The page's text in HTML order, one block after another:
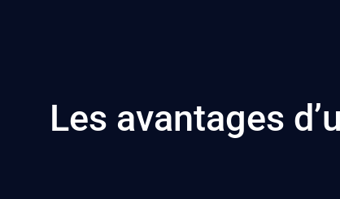
Les avantages